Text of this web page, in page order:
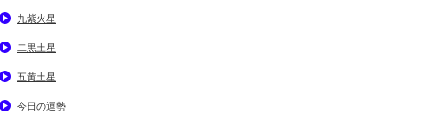
九紫火星
二黒土星
五黄土星
今日の運勢